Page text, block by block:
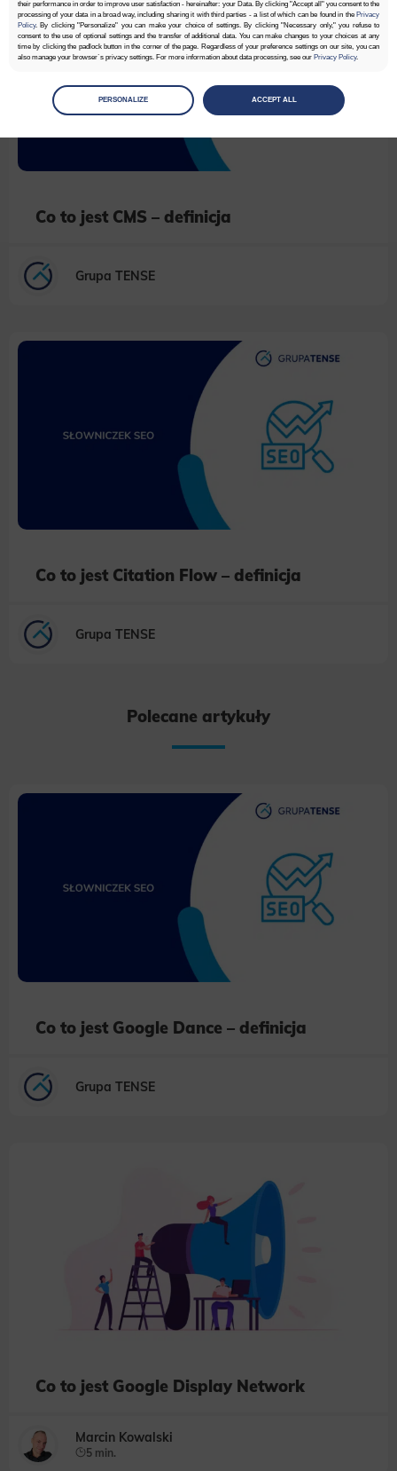
their performance in order to improve user satisfaction - hereinafter: your Data. By clicking "Accept all" you consent to the
processing of your data in a broad way, including sharing it with third parties - a list of which can be found in the Privacy
Policy. By clicking "Personalize" you can make your choice of settings. By clicking "Necessary only," you refuse to
consent to the use of optional settings and the transfer of additional data. You can make changes to your choices at any
time by clicking the padlock button in the corner of the page. Regardless of your preference settings on our site, you can
also manage your browser`s privacy settings. For more information about data processing, see our Privacy Policy.
Managepreferences
Select the consents of your choice
Necessary scripts and data stored on the end device contribute to the security and usability of the website by enabling
Functionality
example, we may use functional cookies to remember your language preferences or to remember your login information,
making it easier for you to use the site.
site, and to create aggregate demographic statistics about users. Analytical cookies and similar technologies allow us
to measure the effectiveness of actions taken and content presented.
Scope responsible for displaying personalized ads that may be of interest to the user based on browsing history and
habits and demographic criteria. Also, third-party files that, in conjunction with files installed while browsing other
websites, profile the user, providing him or her with the marketing, advertising and retargeting content deemed most
PERSONALIZE ACCEPT ALL
Co to jest CMS – definicja
Grupa TENSE
Co to jest Citation Flow – definicja
Grupa TENSE
Polecane artykuły
Co to jest Google Dance – definicja
Grupa TENSE
Co to jest Google Display Network
Marcin Kowalski
5 min.